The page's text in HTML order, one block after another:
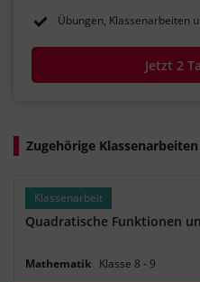
Übungen, Klassenarbeiten
Jetzt 2
Zugehörige Klassenarbeiten
Klassenarbeit
Quadratische Funktionen
Mathematik Klasse 8 ‐9